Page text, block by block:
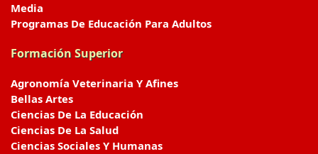
Media
Programas De Educación Para Adultos
Formación Superior
Agronomía Veterinaria Y Afines
Bellas Artes
Ciencias De La Educación
Ciencias De La Salud
Ciencias Sociales Y Humanas